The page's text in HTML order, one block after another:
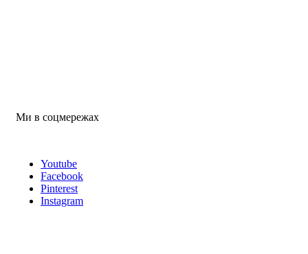
Ми в соцмережах
Youtube
Facebook
Pinterest
Instagram